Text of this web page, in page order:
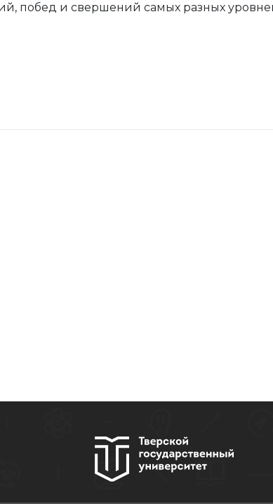
побед и свершений самых разных